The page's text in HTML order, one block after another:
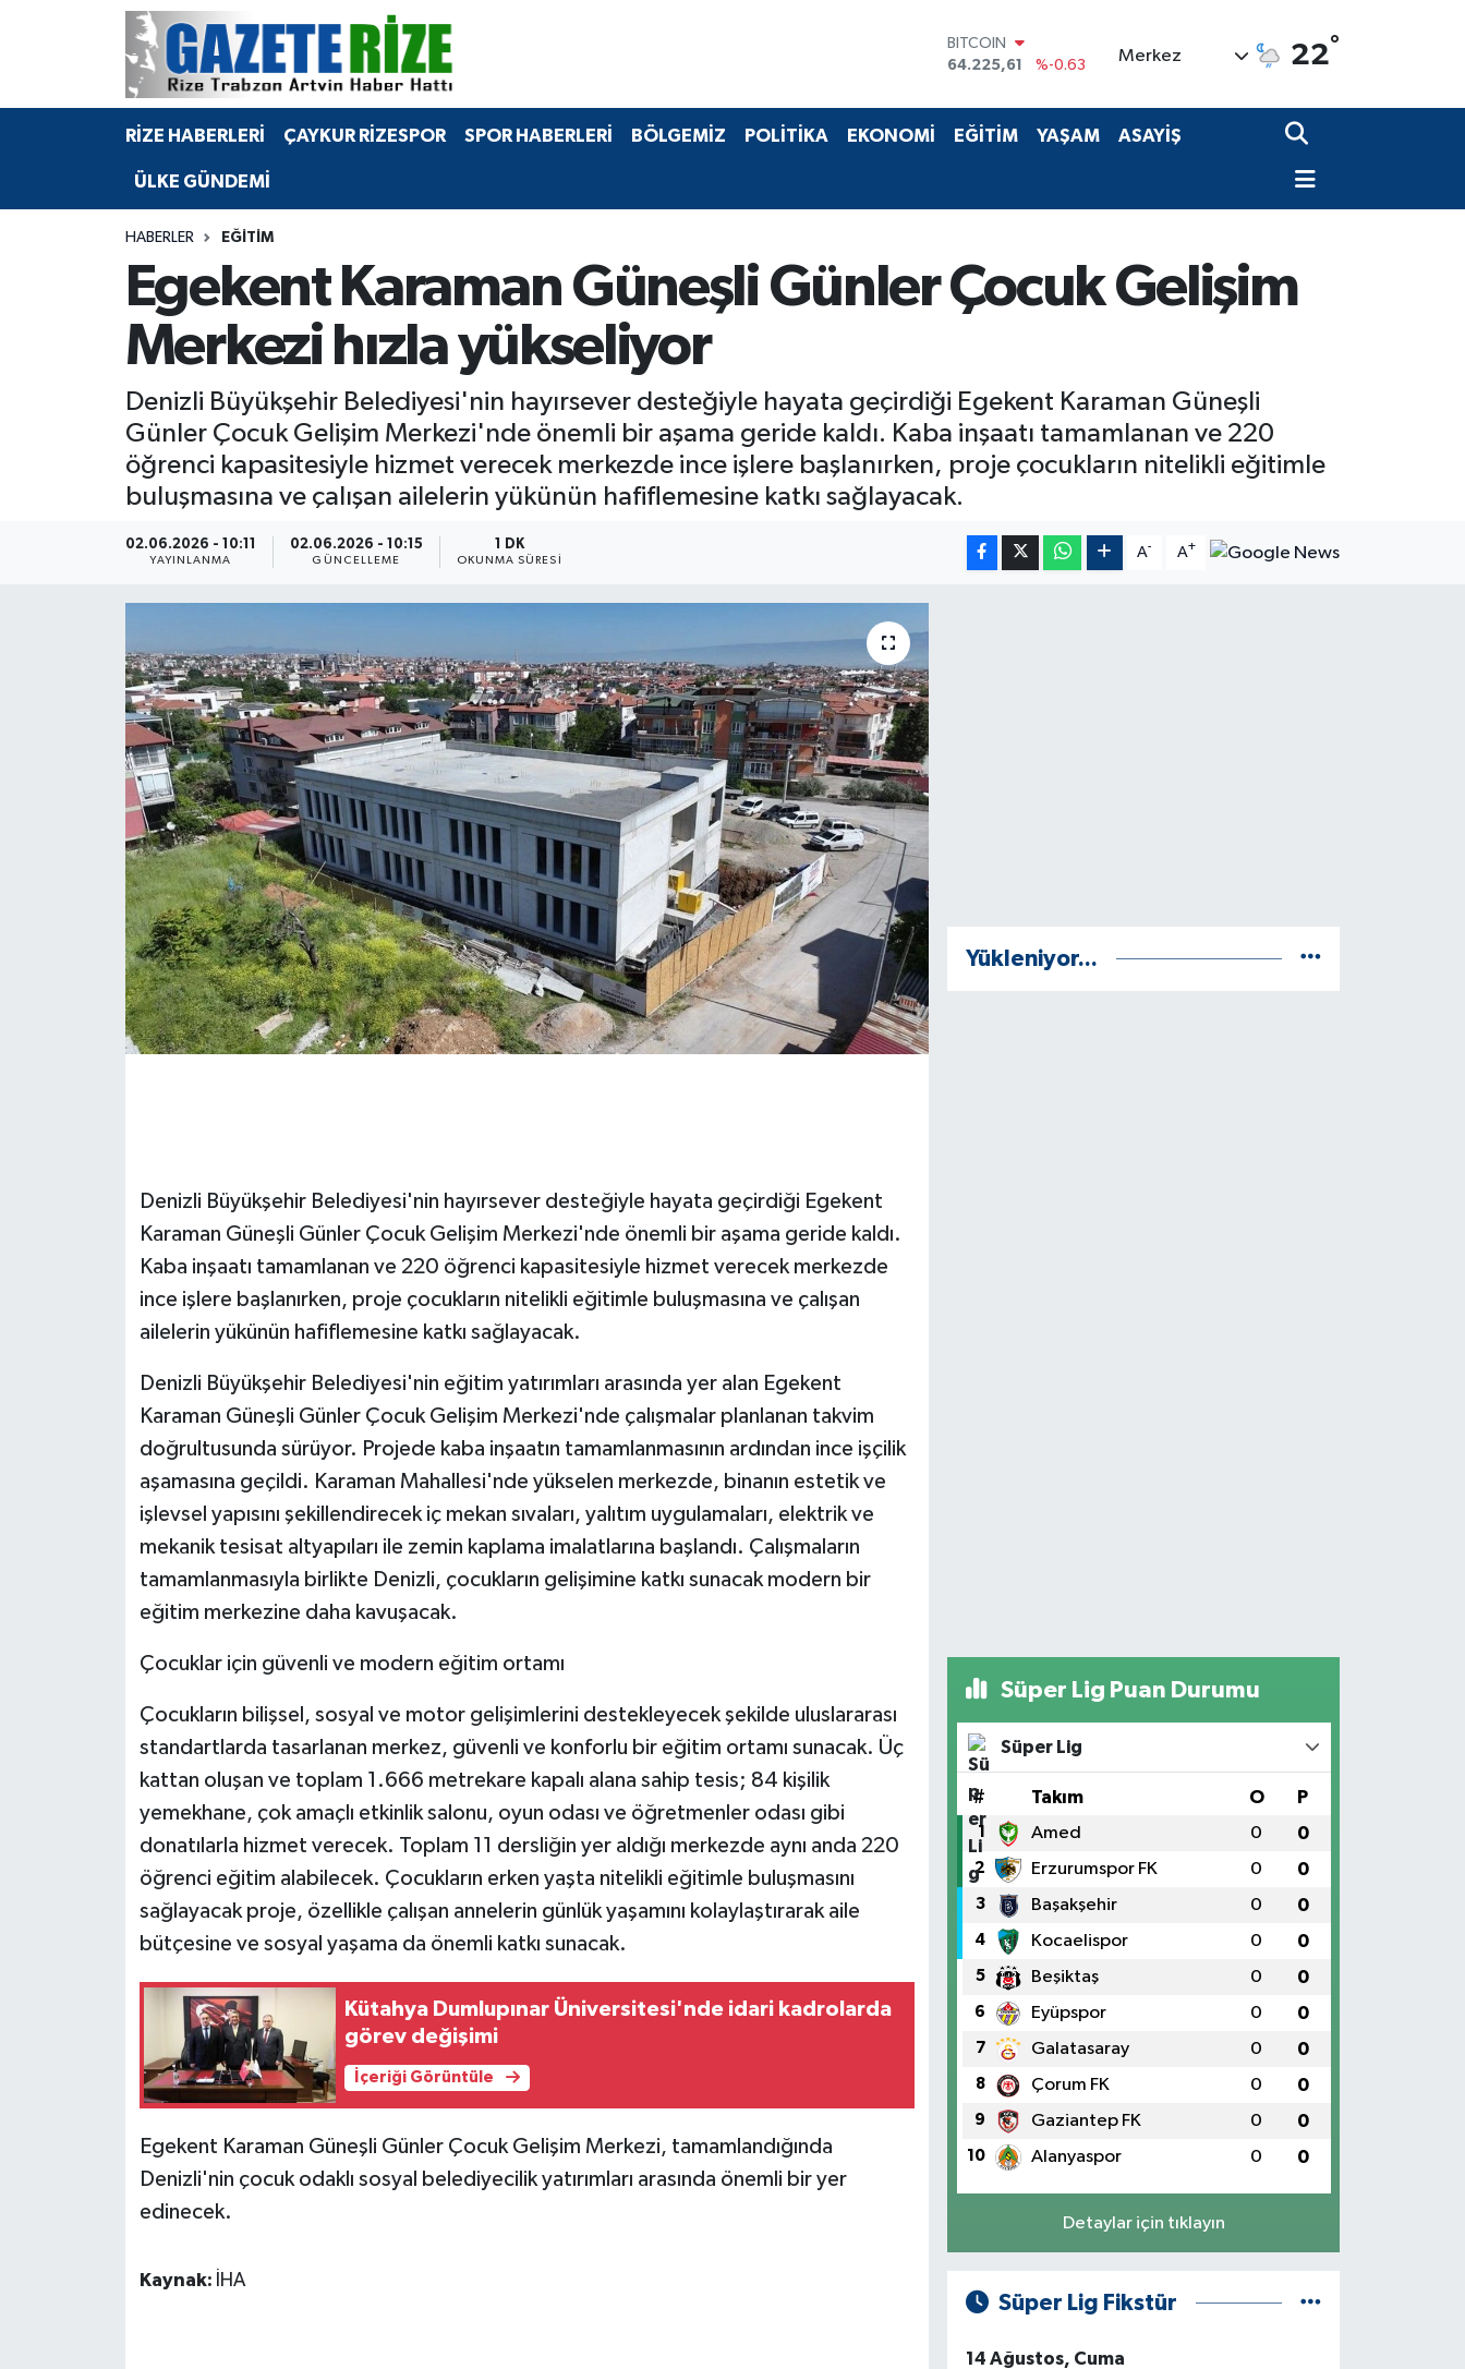
DOLAR
47,6704
%0
55,0406
%-0.08
STERLİN
Merkez 22°
RİZE HABERLERİ ÇAYKUR RİZESPOR SPOR HABERLERİ BÖLGEMİZ POLİTİKA EKONOMİ EĞİTİM YAŞAM ASAYİŞ
ÜLKE GÜNDEMİ
HABERLER EĞİTİM
Egekent Karaman Güneşli Günler Çocuk Gelişim
Merkezi hızla yükseliyor
Denizli Büyükşehir Belediyesi'nin hayırsever desteğiyle hayata geçirdiği Egekent Karaman Güneşli
Günler Çocuk Gelişim Merkezi'nde önemli bir aşama geride kaldı. Kaba inşaatı tamamlanan ve 220
öğrenci kapasitesiyle hizmet verecek merkezde ince işlere başlanırken, proje çocukların nitelikli eğitimle
buluşmasına ve çalışan ailelerin yükünün hafiflemesine katkı sağlayacak.
02.06.2026 - 10:11
YAYINLANMA
02.06.2026 - 10:15
GÜNCELLEME
1 DK
OKUNMA SÜRESI
A- A+
Denizli Büyükşehir Belediyesi'nin hayırsever desteğiyle hayata geçirdiği Egekent
Karaman Güneşli Günler Çocuk Gelişim Merkezi'nde önemli bir aşama geride kaldı.
Kaba inşaatı tamamlanan ve 220 öğrenci kapasitesiyle hizmet verecek merkezde
ince işlere başlanırken, proje çocukların nitelikli eğitimle buluşmasına ve çalışan
ailelerin yükünün hafiflemesine katkı sağlayacak.
Denizli Büyükşehir Belediyesi'nin eğitim yatırımları arasında yer alan Egekent
Karaman Güneşli Günler Çocuk Gelişim Merkezi'nde çalışmalar planlanan takvim
doğrultusunda sürüyor. Projede kaba inşaatın tamamlanmasının ardından ince işçilik
aşamasına geçildi. Karaman Mahallesi'nde yükselen merkezde, binanın estetik ve
işlevsel yapısını şekillendirecek iç mekan sıvaları, yalıtım uygulamaları, elektrik ve
mekanik tesisat altyapıları ile zemin kaplama imalatlarına başlandı. Çalışmaların
tamamlanmasıyla birlikte Denizli, çocukların gelişimine katkı sunacak modern bir
eğitim merkezine daha kavuşacak.
Çocuklar için güvenli ve modern eğitim ortamı
Çocukların bilişsel, sosyal ve motor gelişimlerini destekleyecek şekilde uluslararası
standartlarda tasarlanan merkez, güvenli ve konforlu bir eğitim ortamı sunacak. Üç
kattan oluşan ve toplam 1.666 metrekare kapalı alana sahip tesis; 84 kişilik
yemekhane, çok amaçlı etkinlik salonu, oyun odası ve öğretmenler odası gibi
donatılarla hizmet verecek. Toplam 11 dersliğin yer aldığı merkezde aynı anda 220
öğrenci eğitim alabilecek. Çocukların erken yaşta nitelikli eğitimle buluşmasını
sağlayacak proje, özellikle çalışan annelerin günlük yaşamını kolaylaştırarak aile
bütçesine ve sosyal yaşama da önemli katkı sunacak.
Kütahya Dumlupınar Üniversitesi'nde idari kadrolarda
görev değişimi
İçeriği Görüntüle
Egekent Karaman Güneşli Günler Çocuk Gelişim Merkezi, tamamlandığında
Denizli'nin çocuk odaklı sosyal belediyecilik yatırımları arasında önemli bir yer
edinecek.
Kaynak: İHA
Yükleniyor...
Süper Lig Puan Durumu
Süper Lig
# Takım O P
1 Amed 0 0
2 Erzurumspor FK 0 0
3 Başakşehir 0 0
4 Kocaelispor 0 0
5 Beşiktaş 0 0
6 Eyüpspor 0 0
7 Galatasaray 0 0
8 Çorum FK 0 0
9 Gaziantep FK 0 0
10 Alanyaspor 0 0
Detaylar için tıklayın
Süper Lig Fikstür
14 Ağustos, Cuma
BÖLGEMİZ
Bilim Teknoloji
Advertising news
Canlı Maç
EĞİTİM
EKONOMİ
English News
Flaş Haber
Gayrimenkul
HABERDE İNSAN
İş Dünyası
MAGAZİN
Otomobil
SPOR HABERLERİ
Yerel Haberler
Merkez Nöbetçi Eczaneler
Merkez Hava Durumu
Merkez Trafik Yoğunluk Haritası
Tüm Manşetler
Son Dakika Haberleri
Haber Arşivi